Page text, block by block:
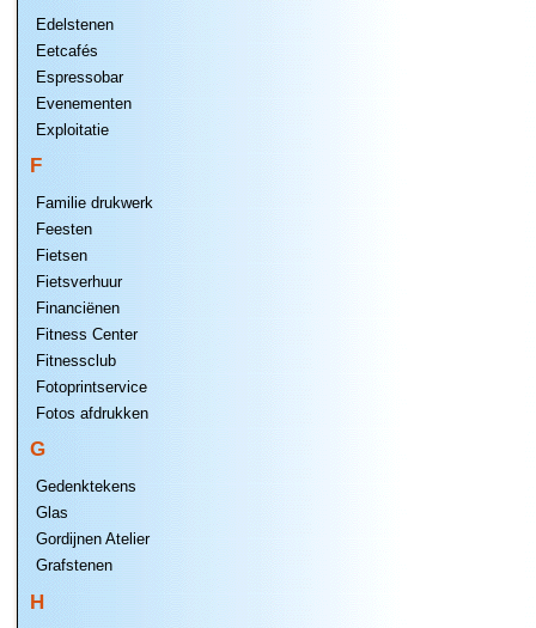
Edelstenen
Eetcafés
Espressobar
Evenementen
Exploitatie
F
Familie drukwerk
Feesten
Fietsen
Fietsverhuur
Financiënen
Fitness Center
Fitnessclub
Fotoprintservice
Fotos afdrukken
G
Gedenktekens
Glas
Gordijnen Atelier
Grafstenen
H